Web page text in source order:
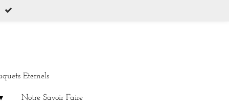
Eternels
Notre Savoir Faire